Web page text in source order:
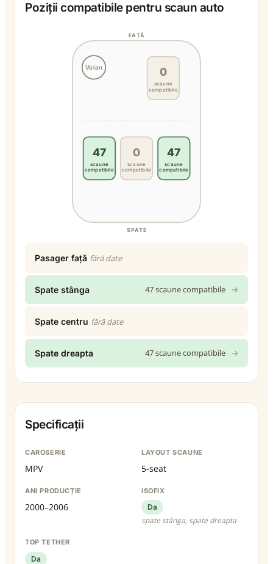
Poziții compatibile pentru scaun auto
Volan
FAȚĂ
SPATE
0
scaune
compatibile
47
scaune
compatibile
0
scaune
compatibile
47
scaune
compatibile
Pasager față fără date
Spate stânga 47 scaune compatibile →
Spate centru fără date
Spate dreapta 47 scaune compatibile →
Specificații
CAROSERIE
MPV
LAYOUT SCAUNE
5-seat
ANI PRODUCȚIE
2000–2006
ISOFIX
Da
spate stânga, spate dreapta
TOP TETHER
Da